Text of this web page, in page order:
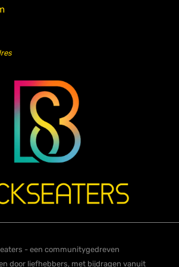
- een communitygedreven
door liefhebbers, met bijdragen vanuit